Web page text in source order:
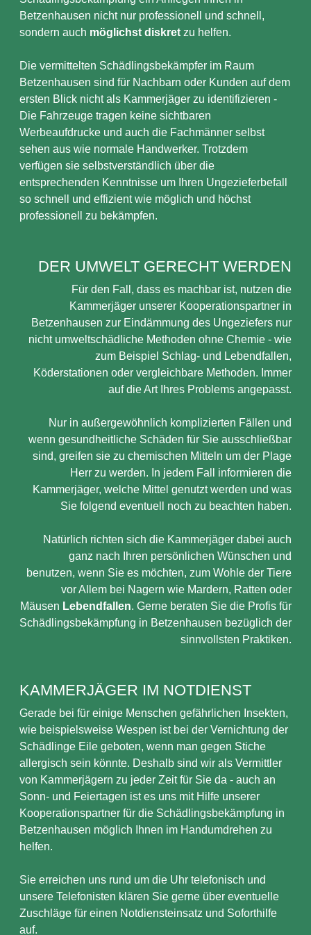
Betzenhausen nicht nur professionell und schnell,
sondern auch möglichst diskret zu helfen.
Die vermittelten Schädlingsbekämpfer im Raum
Betzenhausen sind für Nachbarn oder Kunden auf dem
ersten Blick nicht als Kammerjäger zu identifizieren -
Die Fahrzeuge tragen keine sichtbaren
Werbeaufdrucke und auch die Fachmänner selbst
sehen aus wie normale Handwerker. Trotzdem
verfügen sie selbstverständlich über die
entsprechenden Kenntnisse um Ihren Ungezieferbefall
so schnell und effizient wie möglich und höchst
professionell zu bekämpfen.
DER UMWELT GERECHT WERDEN
Für den Fall, dass es machbar ist, nutzen die
Kammerjäger unserer Kooperationspartner in
Betzenhausen zur Eindämmung des Ungeziefers nur
nicht umweltschädliche Methoden ohne Chemie - wie
zum Beispiel Schlag- und Lebendfallen,
Köderstationen oder vergleichbare Methoden. Immer
auf die Art Ihres Problems angepasst.
Nur in außergewöhnlich komplizierten Fällen und
wenn gesundheitliche Schäden für Sie ausschließbar
sind, greifen sie zu chemischen Mitteln um der Plage
Herr zu werden. In jedem Fall informieren die
Kammerjäger, welche Mittel genutzt werden und was
Sie folgend eventuell noch zu beachten haben.
Natürlich richten sich die Kammerjäger dabei auch
ganz nach Ihren persönlichen Wünschen und
benutzen, wenn Sie es möchten, zum Wohle der Tiere
vor Allem bei Nagern wie Mardern, Ratten oder
Mäusen Lebendfallen. Gerne beraten Sie die Profis für
Schädlingsbekämpfung in Betzenhausen bezüglich der
sinnvollsten Praktiken.
KAMMERJÄGER IM NOTDIENST
Gerade bei für einige Menschen gefährlichen Insekten,
wie beispielsweise Wespen ist bei der Vernichtung der
Schädlinge Eile geboten, wenn man gegen Stiche
allergisch sein könnte. Deshalb sind wir als Vermittler
von Kammerjägern zu jeder Zeit für Sie da - auch an
Sonn- und Feiertagen ist es uns mit Hilfe unserer
Kooperationspartner für die Schädlingsbekämpfung in
Betzenhausen möglich Ihnen im Handumdrehen zu
helfen.
Sie erreichen uns rund um die Uhr telefonisch und
unsere Telefonisten klären Sie gerne über eventuelle
Zuschläge für einen Notdiensteinsatz und Soforthilfe
auf.